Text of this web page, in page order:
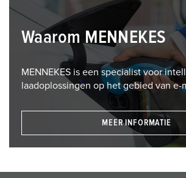
Waarom MENNEKES
MENNEKES is een specialist voor
laadoplossingen op het gebied van e-
MEER INFORMATIE